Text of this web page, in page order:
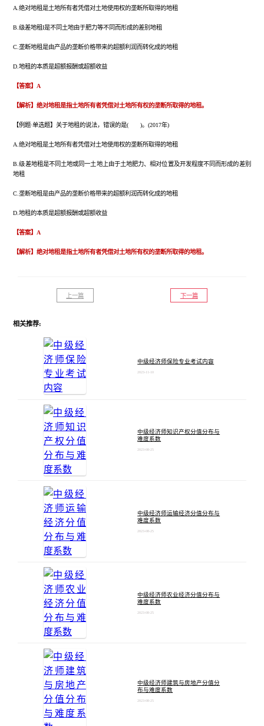
A.绝对地租是土地所有者凭借对土地使用权的垄断所取得的地租
B.级差地租I是不同土地由于肥力等不同而形成的差别地租
C.垄断地租是由产品的垄断价格带来的超额利润而转化成的地租
D.地租的本质是超额报酬或超额收益
【答案】A
【解析】绝对地租是指土地所有者凭借对土地所有权的垄断所取得的地租。
【例题·单选题】关于地租的说法，错误的是( )。(2017年)
A.绝对地租是土地所有者凭借对土地使用权的垄断所取得的地租
B.级差地租是不同土地或同一土地上由于土地肥力、相对位置及开发程度不同而形成的差别
地租
C.垄断地租是由产品的垄断价格带来的超额利润而转化成的地租
D.地租的本质是超额报酬或超额收益
【答案】A
【解析】绝对地租是指土地所有者凭借对土地所有权的垄断所取得的地租。
上一篇 下一篇
相关推荐:
中级经济师保险专业考试内容
2023-11-10
中级经济师知识产权分值分布与
难度系数
2023-08-25
中级经济师运输经济分值分布与
难度系数
2023-08-25
中级经济师农业经济分值分布与
难度系数
2023-08-25
中级经济师建筑与房地产分值分
布与难度系数
2023-08-25